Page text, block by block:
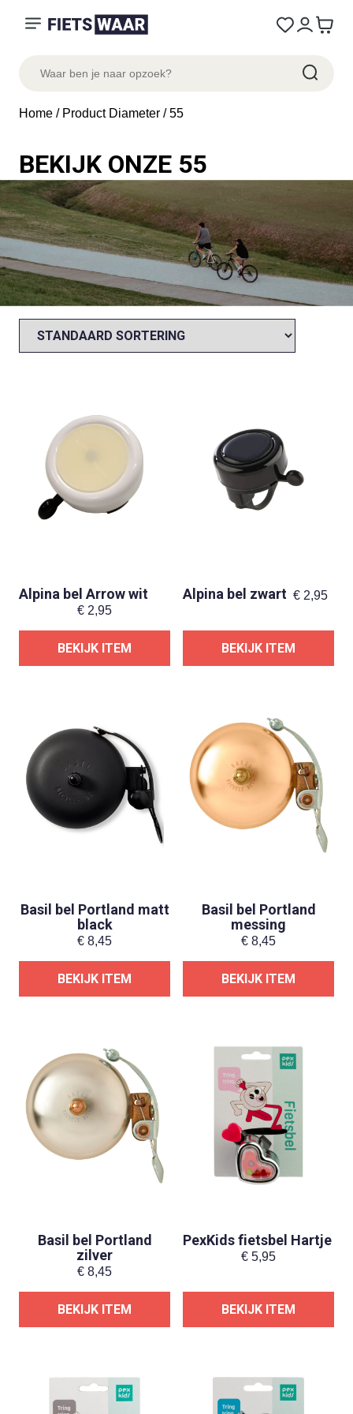
Home / Product Diameter / 55
BEKIJK ONZE 55
Alpina bel Arrow wit
€ 2,95
BEKIJK ITEM
Alpina bel zwart € 2,95
BEKIJK ITEM
Basil bel Portland matt
black
€ 8,45
BEKIJK ITEM
Basil bel Portland
messing
€ 8,45
BEKIJK ITEM
Basil bel Portland
zilver
€ 8,45
BEKIJK ITEM
PexKids fietsbel Hartje
€ 5,95
BEKIJK ITEM